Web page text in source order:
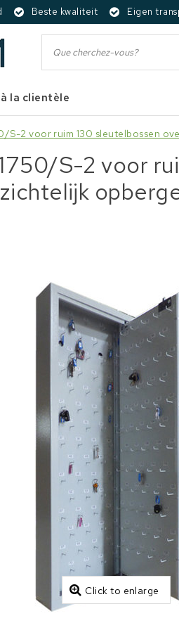
Beste kwaliteit Eigen
la clientèle
S-2 voor ruim 130 sleutelbossen
S-2 voor
Click to enlarge